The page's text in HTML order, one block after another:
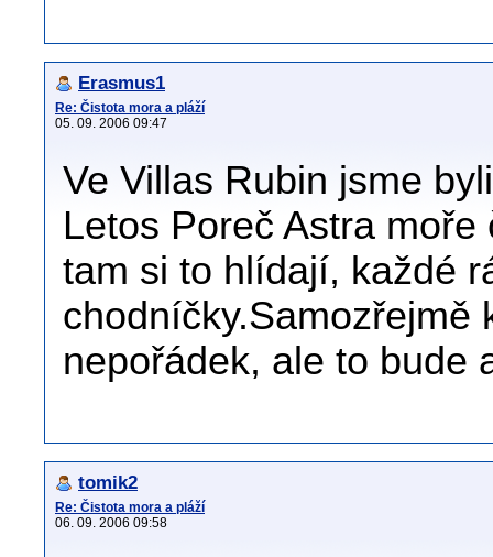
Erasmus1
Re: Čistota mora a pláží
05. 09. 2006 09:47
Ve Villas Rubin jsme
Letos Poreč Astra
tam si to hlídají, každé
chodníčky.Samozřejmě
nepořádek, ale to bude
tomik2
Re: Čistota mora a pláží
06. 09. 2006 09:58